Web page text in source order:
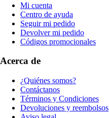
Mi cuenta
Centro de ayuda
Seguir mi pedido
Devolver mi pedido
Códigos promocionales
Acerca de
¿Quiénes somos?
Contáctanos
Términos y Condiciones
Devoluciones y reembolsos